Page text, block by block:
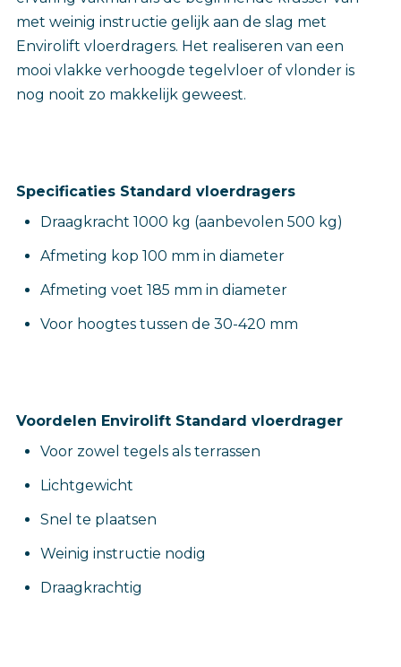
met weinig instructie gelijk aan de slag met
Envirolift vloerdragers. Het realiseren van een
mooi vlakke verhoogde tegelvloer of vlonder is
nog nooit zo makkelijk geweest.
Specificaties Standard vloerdragers
Draagkracht 1000 kg (aanbevolen 500 kg)
Afmeting kop 100 mm in diameter
Afmeting voet 185 mm in diameter
Voor hoogtes tussen de 30-420 mm
Voordelen Envirolift Standard vloerdrager
Voor zowel tegels als terrassen
Lichtgewicht
Snel te plaatsen
Weinig instructie nodig
Draagkrachtig